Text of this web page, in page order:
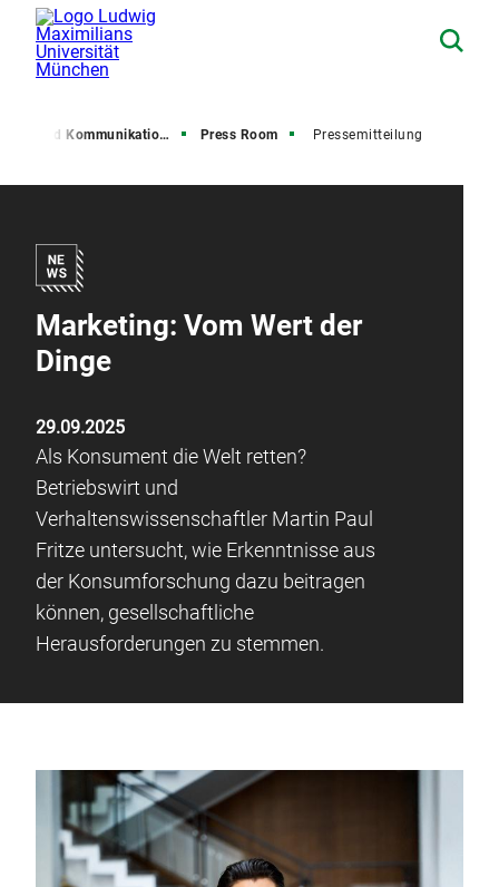
und Kommunikation (PuK) Press Room Pressemitteilung
Marketing: Vom Wert der
Dinge
29.09.2025
Als Konsument die Welt retten?
Betriebswirt und
Verhaltenswissenschaftler Martin Paul
Fritze untersucht, wie Erkenntnisse aus
der Konsumforschung dazu beitragen
können, gesellschaftliche
Herausforderungen zu stemmen.